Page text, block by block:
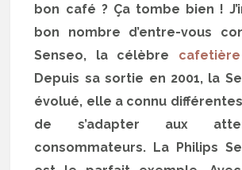
bon café ? Ça tombe bien !
bon nombre d’entre-vous
Senseo, la célèbre
Depuis sa sortie en 2001, la
évolué, elle a connu
de s’adapter aux
consommateurs. La Philips